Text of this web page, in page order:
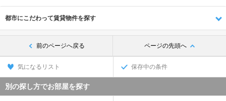
都市にこだわって賃貸物件を探す
前のページへ戻る ページの先頭へ
気になるリスト 保存中の条件
別の探し方でお部屋を探す